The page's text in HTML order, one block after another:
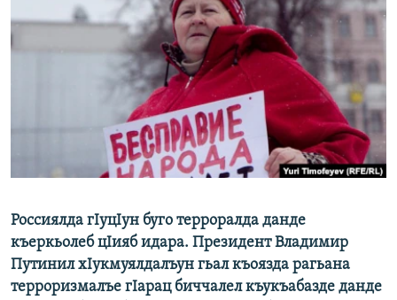
СИБИРЬ.РЕАЛИИ
РАСПИСАНИЕ ВЕЩАНИЯ
ПОДПИШИТЕСЬ НА РАССЫЛКУ
Все сайты РСЕ/РС
Россиялда гIуцIун буго терроралда данде
къеркьолеб цIияб идара. Президент Владимир
Путинил хIукмуялдалъун гьал къоязда рагьана
терроризмалъе гIарац биччалел къукъабазде данде